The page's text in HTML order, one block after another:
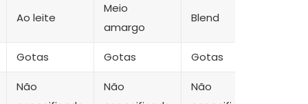
Ao leite
Meio
amargo
Blend
Gotas Gotas Gotas
Não
Não
Não